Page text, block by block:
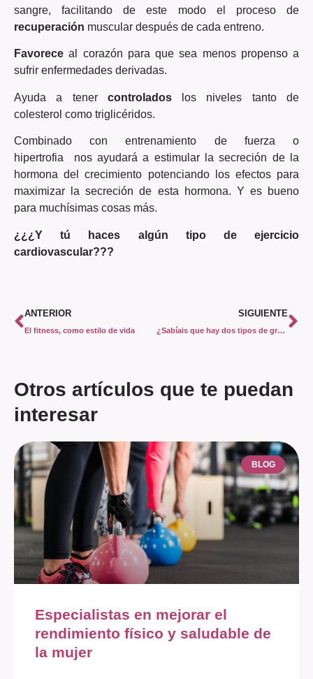
sangre, facilitando de este modo el proceso de
recuperación muscular después de cada entreno.
Favorece al corazón para que sea menos propenso a
sufrir enfermedades derivadas.
Ayuda a tener controladoslos niveles tanto de
colesterol como triglicéridos.
Combinado con entrenamiento de fuerza o
hipertrofia nos ayudará a estimular la secreción de la
hormona del crecimiento potenciando los efectos para
maximizar la secreción de esta hormona. Y es bueno
para muchísimas cosas más.
¿¿¿Y tú haces algún tipo de ejercicio
cardiovascular???
ANTERIOR
El fitness, como estilo de vida
SIGUIENTE
¿Sabíais que hay dos tipos de grasa en nuestro cuerpo?
Otros artículos que te puedan
interesar
BLOG
Especialistas en mejorar el
rendimiento físico y saludable de
la mujer